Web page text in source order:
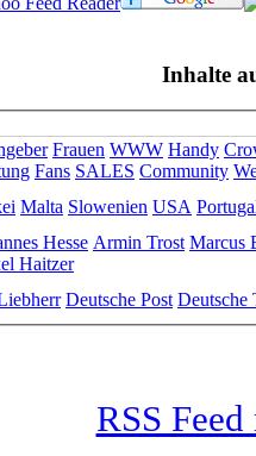
Inhalte
Frauen WWW Handy
Fans SALES Community
Malta Slowenien USA
Hesse Armin Trost Marcus
Haitzer
Deutsche Post Deutsche
RSS